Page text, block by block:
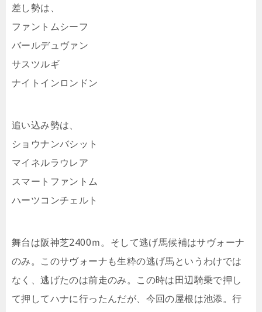
差し勢は、
ファントムシーフ
バールデュヴァン
サスツルギ
ナイトインロンドン
追い込み勢は、
ショウナンバシット
マイネルラウレア
スマートファントム
ハーツコンチェルト
舞台は阪神芝2400ｍ。そして逃げ馬候補はサヴォーナ
のみ。このサヴォーナも生粋の逃げ馬というわけでは
なく、逃げたのは前走のみ。この時は田辺騎乗で押し
て押してハナに行ったんだが、今回の屋根は池添。行